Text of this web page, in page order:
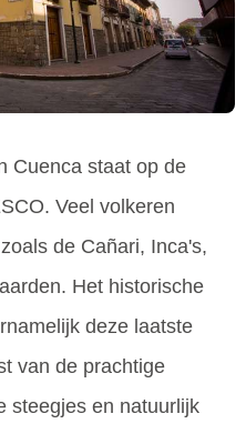
Cuenca staat op de
Veel volkeren
de Cañari, Inca's,
Het historische
deze laatste
van de prachtige
steegjes en natuurlijk